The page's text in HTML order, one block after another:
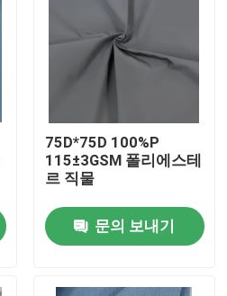
75D*75D 100%P
115±3GSM 폴리에스테
르 직물
문의 보내기